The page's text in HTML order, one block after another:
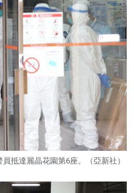
抵達麗晶花園第6座。（亞新社）